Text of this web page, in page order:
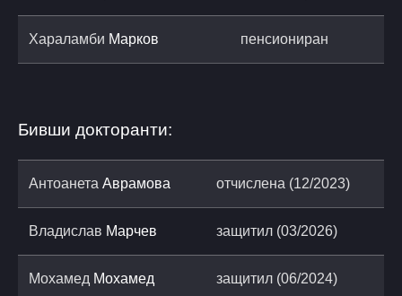
Хараламби Марков пенсиониран
Бивши докторанти:
Антоанета Аврамова отчислена (12/2023)
Владислав Марчев защитил (03/2026)
Мохамед Мохамед защитил (06/2024)